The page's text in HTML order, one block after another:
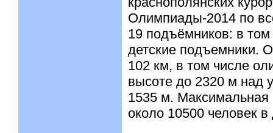
Олимпиады-2014 по
19 подъёмников: в том
детские подъемники.
102 км, в том числе
высоте до 2320 м над
1535 м. Максимальная
около 10500 человек в